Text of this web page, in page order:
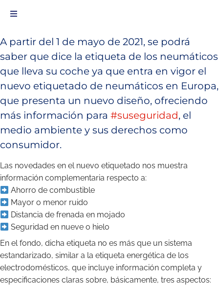
A partir del 1 de mayo de 2021, se podrá
saber que dice la etiqueta de los neumáticos
que lleva su coche ya que entra en vigor el
nuevo etiquetado de neumáticos en Europa,
que presenta un nuevo diseño, ofreciendo
más información para #suseguridad, el
medio ambiente y sus derechos como
consumidor.
Las novedades en el nuevo etiquetado nos muestra
información complementaria respecto a:
Ahorro de combustible
Mayor o menor ruido
Distancia de frenada en mojado
Seguridad en nueve o hielo
En el fondo, dicha etiqueta no es más que un sistema
estandarizado, similar a la etiqueta energética de los
electrodomésticos, que incluye información completa y
especificaciones claras sobre, básicamente, tres aspectos: